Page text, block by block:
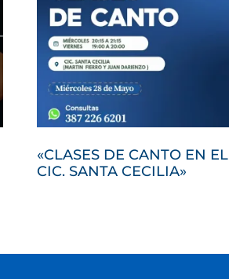
«CLASES DE CANTO EN EL
CIC. SANTA CECILIA»